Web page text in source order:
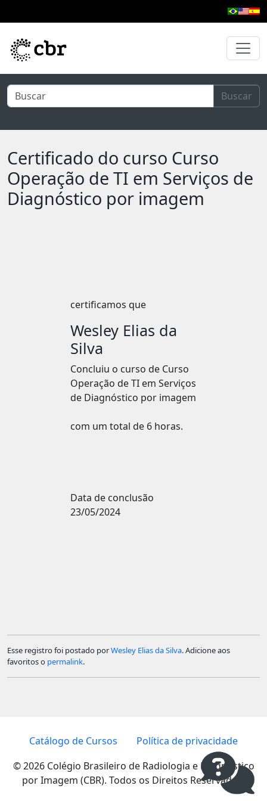
Buscar
Certificado do curso Curso
Operação de TI em Serviços de
Diagnóstico por imagem
certificamos que
Wesley Elias da
Silva
Concluiu o curso de Curso
Operação de TI em Serviços
de Diagnóstico por imagem
com um total de 6 horas.
Data de conclusão
23/05/2024
Esse registro foi postado porWesley Elias da Silva. Adicione aos
favoritos o permalink.
Catálogo de Cursos
Política de privacidade
© 2026 Colégio Brasileiro de Radiologia e Diagnóstico
por Imagem (CBR). Todos os Direitos Reservados.